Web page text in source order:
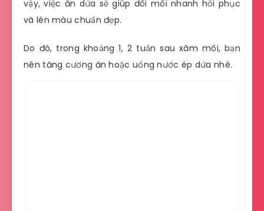
vậy, việc ăn dứa sẽ giúp đôi môi nhanh hồi phục
và lên màu chuẩn đẹp.
Do đó, trong khoảng 1, 2 tuần sau xăm môi, bạn
nên tăng cường ăn hoặc uống nước ép dứa nhé.